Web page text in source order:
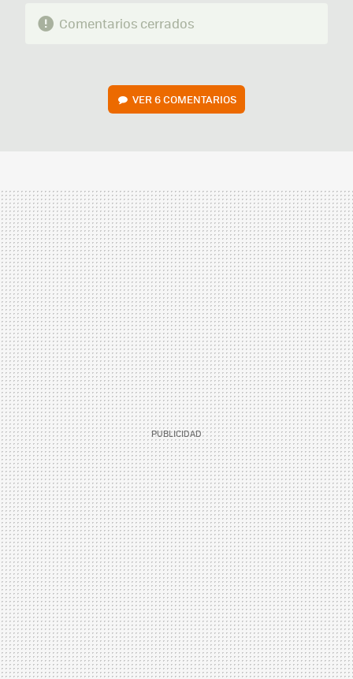
Comentarios cerrados
VER6 COMENTARIOS